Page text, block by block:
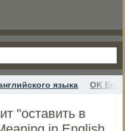
языка OK
"оставить в